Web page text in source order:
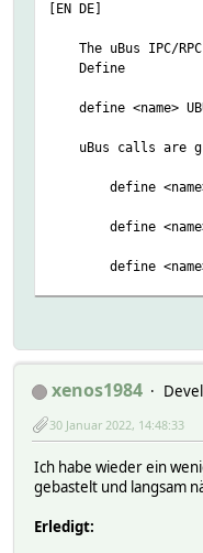
[EN DE]
The uBus IPC/
Define
define <name>
uBus calls are
define <name>
define <name>
define <name>
define <name>
The supported
set <name>
Sets the state of
set <name>
xenos1984
30 Januar 2022, 14:48:33
Ich habe wieder ein
gebastelt und langsam
Erledigt: